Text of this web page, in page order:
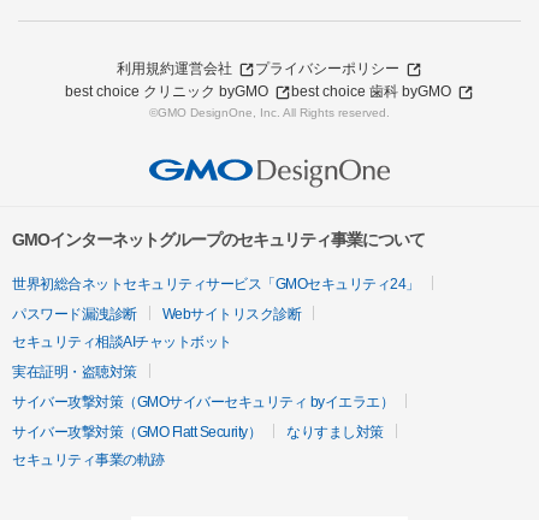
利用規約運営会社
プライバシーポリシー
best choice クリニック byGMO
best choice 歯科 byGMO
©GMO DesignOne, Inc. All Rights reserved.
GMOインターネットグループのセキュリティ事業について
世界初総合ネットセキュリティサービス「GMOセキュリティ24」
パスワード漏洩診断
Webサイトリスク診断
セキュリティ相談AIチャットボット
実在証明・盗聴対策
サイバー攻撃対策（GMOサイバーセキュリティ byイエラエ）
サイバー攻撃対策（GMO Flatt Security）
なりすまし対策
セキュリティ事業の軌跡